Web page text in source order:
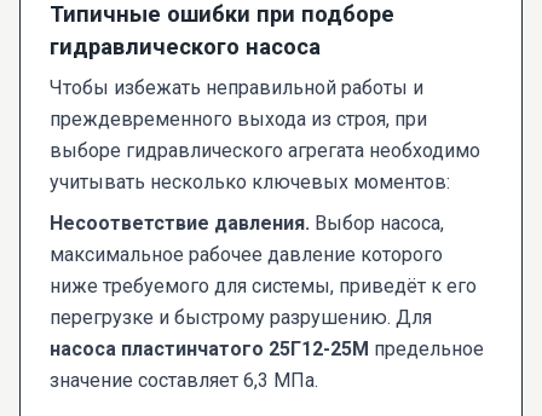
Типичные ошибки при подборе
гидравлического насоса
Чтобы избежать неправильной работы и
преждевременного выхода из строя, при
выборе гидравлического агрегата необходимо
учитывать несколько ключевых моментов:
Несоответствие давления. Выбор насоса,
максимальное рабочее давление которого
ниже требуемого для системы, приведёт к его
перегрузке и быстрому разрушению. Для
насоса пластинчатого 25Г12-25М предельное
значение составляет 6,3 МПа.